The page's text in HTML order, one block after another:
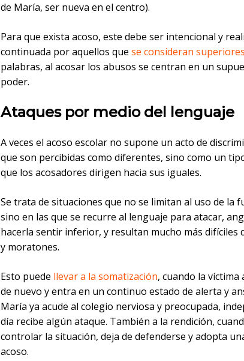
de María, ser nueva en el centro).
Para que exista acoso, este debe ser intencional y
continuada por aquellos que se consideran superiores
palabras, al acosar los abusos se centran en un
poder.
Ataques por medio del lenguaje
A veces el acoso escolar no supone un acto de
que son percibidas como diferentes, sino como un
que los acosadores dirigen hacia sus iguales.
Se trata de situaciones que no se limitan al uso de la
sino en las que se recurre al lenguaje para atacar,
hacerla sentir inferior, y resultan mucho más difíciles
y moratones.
Esto puede llevar a la somatización, cuando la
de nuevo y entra en un continuo estado de alerta y
María ya acude al colegio nerviosa y preocupada,
día recibe algún ataque. También a la rendición,
controlar la situación, deja de defenderse y adopta
acoso.